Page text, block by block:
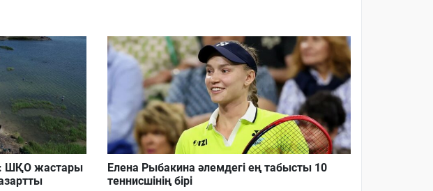
ШҚО жастары
Елена Рыбакина әлемдегі ең табысты 10
теннисшінің бірі